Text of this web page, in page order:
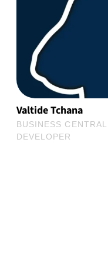
Valtide Tchana
BUSINESS
DEVELOPER